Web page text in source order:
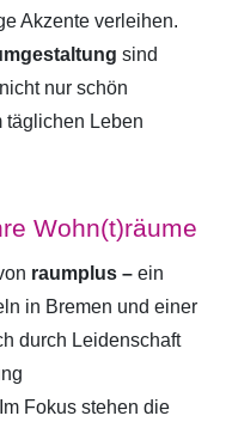
Akzente verleihen.
sind
nur schön
täglichen Leben
Wohn(t)räume
raumplus – ein
in Bremen und einer
durch Leidenschaft
Fokus stehen die